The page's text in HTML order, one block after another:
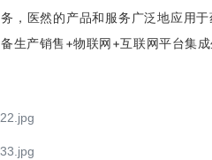
务，医然的产品和服务广泛地应用
备生产销售+物联网+互联网平台集